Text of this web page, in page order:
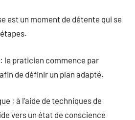
est un moment de détente qui se
le praticien commence par
de définir un plan adapté.
: à l’aide de techniques de
vers un état de conscience